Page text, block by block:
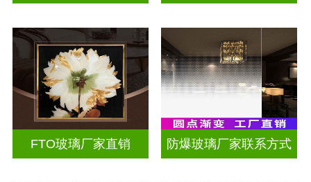
FTO玻璃厂家直销 防爆玻璃厂家联系方式